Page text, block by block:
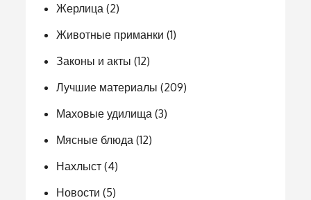
Жерлица (2)
Животные приманки (1)
Законы и акты (12)
Лучшие материалы (209)
Маховые удилища (3)
Мясные блюда (12)
Нахлыст (4)
Новости (5)